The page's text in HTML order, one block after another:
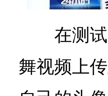
在测
舞视频上